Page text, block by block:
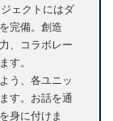
ェクトにはダ
完備。創造
、コラボレー
す。
う、各ユニッ
す。お話を通
身に付けま